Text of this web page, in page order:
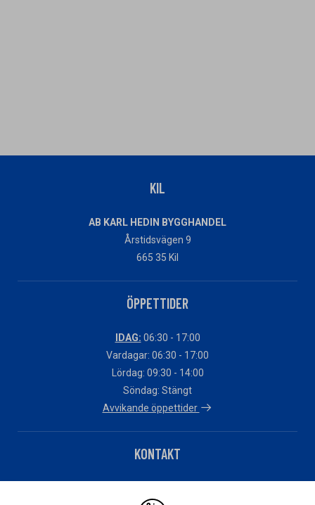
KIL
AB KARL HEDIN BYGGHANDEL
Årstidsvägen 9
665 35 Kil
ÖPPETTIDER
IDAG: 06:30 - 17:00
Vardagar: 06:30 - 17:00
Lördag: 09:30 - 14:00
Söndag: Stängt
Avvikande öppettider
KONTAKT